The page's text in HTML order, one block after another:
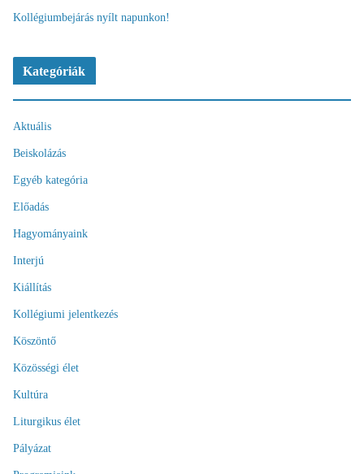
Kollégiumbejárás nyílt napunkon!
Kategóriák
Aktuális
Beiskolázás
Egyéb kategória
Előadás
Hagyományaink
Interjú
Kiállítás
Kollégiumi jelentkezés
Köszöntő
Közösségi élet
Kultúra
Liturgikus élet
Pályázat